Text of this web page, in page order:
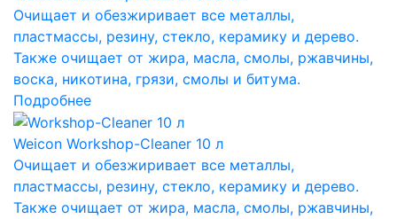
Очищает и обезжиривает все металлы,
пластмассы, резину, стекло, керамику и дерево.
Также очищает от жира, масла, смолы, ржавчины,
воска, никотина, грязи, смолы и битума.
Подробнее
Weicon Workshop-Cleaner 10 л
Очищает и обезжиривает все металлы,
пластмассы, резину, стекло, керамику и дерево.
Также очищает от жира, масла, смолы, ржавчины,